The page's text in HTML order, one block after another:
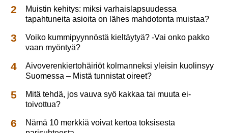
Muistin kehitys: miksi varhaislapsuudessa
tapahtuneita asioita on lähes mahdotonta muistaa?
Voiko kummipyynnöstä kieltäytyä? -Vai onko pakko
vaan myöntyä?
Aivoverenkiertohäiriöt kolmanneksi yleisin kuolinsyy
Suomessa – Mistä tunnistat oireet?
Mitä tehdä, jos vauva syö kakkaa tai muuta ei-
toivottua?
Nämä 10 merkkiä voivat kertoa toksisesta